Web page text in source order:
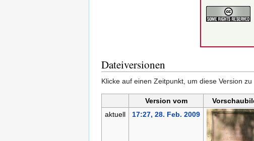
Dateiversionen
Klicke auf einen Zeitpunkt, um diese Version zu
Version vom
aktuell
17:27, 28. Feb. 2009